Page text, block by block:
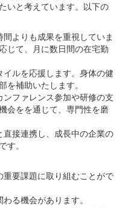
いと考えています。以下の
よりも成果を重視していま
じて、月に数日間の在宅勤
ルを応援します。身体の健
を補助いたします。
ファレンス参加や研修の支
会をを通じて、専門性を磨
接連携し、成長中の企業の
す。
要課題に取り組むことがで
る機会があります。